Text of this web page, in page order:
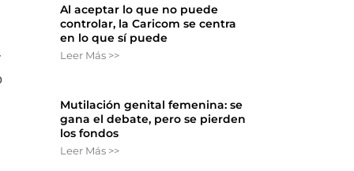
Al aceptar lo que no puede
controlar, la Caricom se centra
en lo que sí puede
Leer Más >>
Mutilación genital femenina: se
gana el debate, pero se pierden
los fondos
Leer Más >>